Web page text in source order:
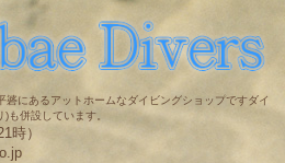
にあるアットホームなダイビングショップですダイ
併設しています。
時）